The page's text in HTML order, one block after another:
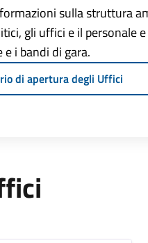
sulla struttura
gli uffici e il personale
i bandi di gara.
di apertura degli Uffici